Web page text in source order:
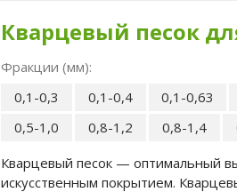
Кварцевый песок
Фракции (мм):
0,1-0,3
0,1-0,4 0,1-0,63
0,5-1,0
0,8-1,2 0,8-1,4
Кварцевый песок — оптимальный
искусственным покрытием.